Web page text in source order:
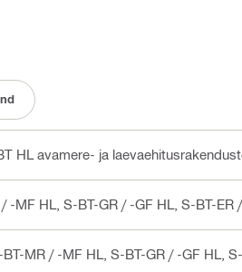
HL avamere- ja
MF HL, S-BT-GR / -GF HL, S-BT-ER
MR / -MF HL, S-BT-GR / -GF HL,